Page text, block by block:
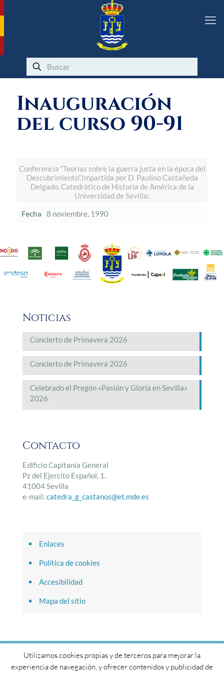
Inauguración
del curso 90-91
Conferencia “Teorías sobre la guerra justa en la época del
Descubrimiento”.Impartida por D. Paulino Castañeda
Delgado, Catedrático de Historia de América de la
Universidad de Sevilla:
Fecha
8 noviembre, 1990
Noticias
Concierto de Primavera 2026
Concierto de Primavera 2026
Celebrado el Pregón «Pasión y Gloria en Sevilla»
2026
Contacto
Edificio Capitanía General
Pz del Ejercito Español, 1.
41004 Sevilla
e-mail: catedra_g_castanos@et.mde.es
Enlaces
Política de cookies
Accesibilidad
Mapa del sitio
© 2017 Cátedra General Castaños. Todos los derechos
reservados.
Utilizamos cookies propias y de terceros para mejorar la
experiencia de navegación, y ofrecer contenidos y publicidad de